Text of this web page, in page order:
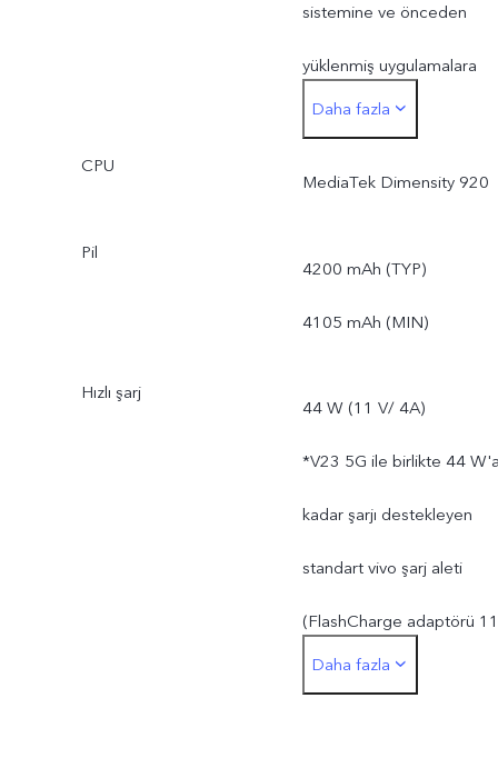
sistemine ve önceden
yüklenmiş uygulamalara
ayrılan depolama alanı
nedeniyle 12 GB'tan daha
*Esas kullanılabilir ROM
kapasitesi, işletim
Daha fazla
CPU
MediaTek Dimensity 920
Pil
4200 mAh (TYP)
4105 mAh (MIN)
Hızlı şarj
44 W (11 V/ 4A)
*V23 5G ile birlikte 44
kadar şarjı destekleyen
standart vivo şarj aleti
(FlashCharge adaptörü 11
V/4 A) gönderilir. Gerçek
Daha fazla